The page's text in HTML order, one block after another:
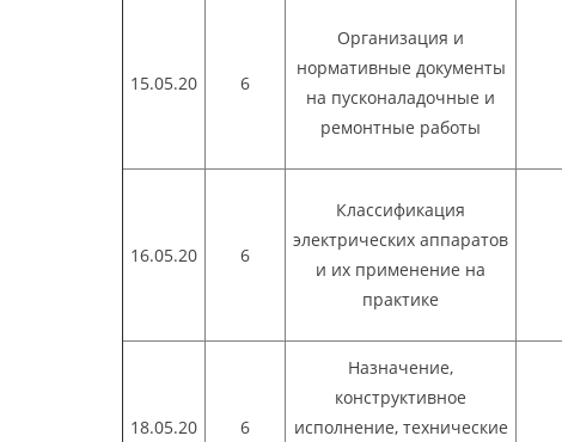
15.05.20 6
Организация и
нормативные документы
на пусконаладочные и
ремонтные работы
16.05.20 6
Классификация
электрических аппаратов
и их применение на
практике
18.05.20 6
Назначение,
конструктивное
исполнение, технические